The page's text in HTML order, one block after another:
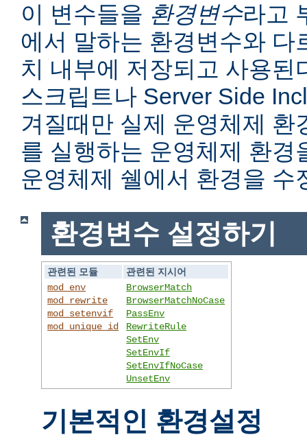
이 변수들을 환경변수라고
에서 말하는 환경변수와 다
치 내부에 저장되고 사용된
스크립트나 Server Side
겨질때만 실제 운영체제 환
를 실행하는 운영체제 환경
운영체제 쉘에서 환경을 수
환경변수 설정하기
관련된 모듈
관련된 지시어
mod_env
mod_rewrite
mod_setenvif
mod_unique_id
BrowserMatch
BrowserMatchNoCase
PassEnv
RewriteRule
SetEnv
SetEnvIf
SetEnvIfNoCase
UnsetEnv
기본적인 환경설정